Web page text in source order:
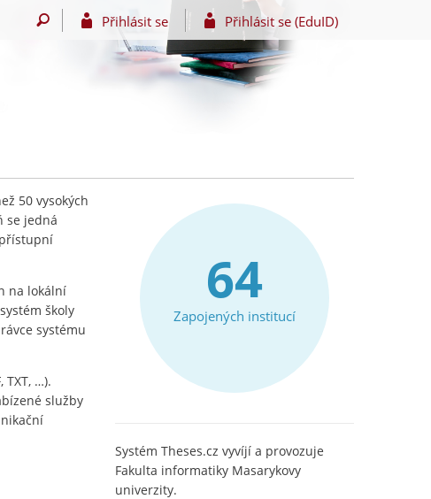
Přihlásit se Přihlásit se (EduID)
50 vysokých
se jedná
na lokální
školy
systému
TXT, …).
služby
64
Zapojených institucí
Systém Theses.cz vyvíjí a provozuje
Fakulta informatiky Masarykovy
univerzity.